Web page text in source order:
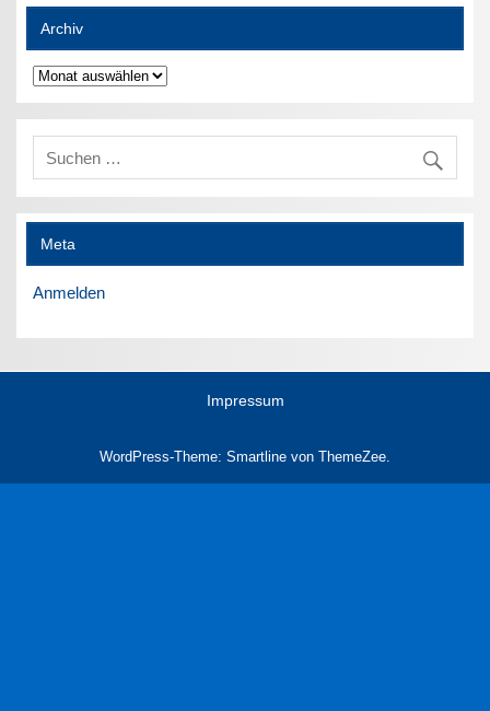
Archiv
Archiv
Meta
Anmelden
Impressum
WordPress-Theme: Smartline von ThemeZee.